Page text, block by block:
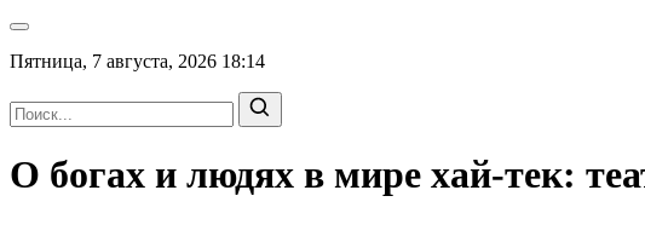
Пятница, 7 августа, 2026 18:14
О богах и людях в мире хай-тек: